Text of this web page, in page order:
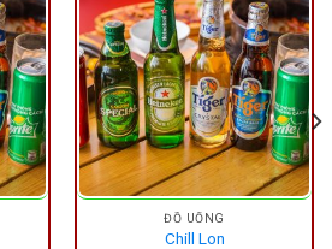
ĐỒ UỐNG
Chill Lon